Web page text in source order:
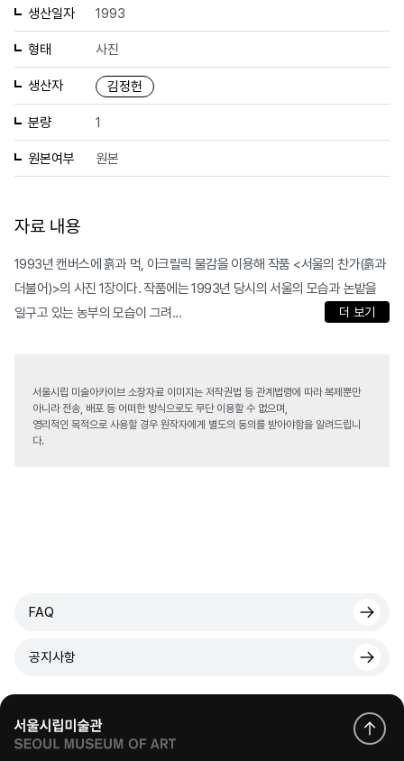
생산일자 1993
형태 사진
생산자 김정헌
분량 1
원본여부 원본
자료 내용
1993년 캔버스에 흙과 먹, 아크릴릭 물감을 이용해 작품 <서울의 찬가(흙과
더불어)>의 사진 1장이다. 작품에는 1993년 당시의 서울의 모습과 논밭을
일구고 있는 농부의 모습이 그려...
더 보기
서울시립 미술아카이브 소장자료 이미지는 저작권법 등 관계법령에 따라 복제뿐만
아니라 전송, 배포 등 어떠한 방식으로도 무단 이용할 수 없으며,
영리적인 목적으로 사용할 경우 원작자에게 별도의 동의를 받아야함을 알려드립니
다.
FAQ
공지사항